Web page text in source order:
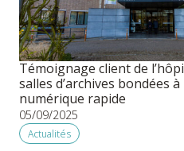
Témoignage client de
salles d’archives bondées à
numérique rapide
05/09/2025
Actualités